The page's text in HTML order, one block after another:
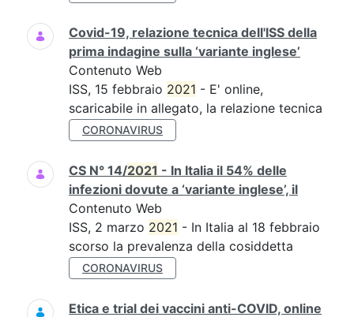
Covid-19, relazione tecnica dell'ISS della
prima indagine sulla ‘variante inglese’
Contenuto Web
ISS, 15 febbraio 2021 - E' online,
scaricabile in allegato, la relazione tecnica
CORONAVIRUS
CS N° 14/2021 - In Italia il 54% delle
infezioni dovute a ‘variante inglese’, il
Contenuto Web
ISS, 2 marzo 2021 - In Italia al 18 febbraio
scorso la prevalenza della cosiddetta
CORONAVIRUS
Etica e trial dei vaccini anti-COVID, online